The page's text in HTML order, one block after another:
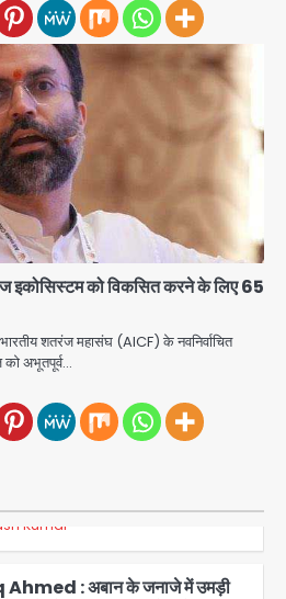
को विकसित करने के लिए 65
शतरंज महासंघ (AICF) के नवनिर्वाचित
को अभूतपूर्व…
janab
Road Accident: हरियाणा
सब-इंस्पेक्टर के बेटे ने मर्सिडीज से
70 वर्षीय राहगीर महिला की मौत
janab
dispute: आम लोगों की जेब नहीं,
पर बोझ, पर पर्दे के पीछे ट्रंप का दबाव?
Kumar
Tiranga Campaign:
में 9 से 17 अगस्त तक चलेगा जन-
महाअभियान, डीएम ने की समीक्षा
केपी ग्राउंड में छात्रों से संवाद,
हजार मौजूद
Kumar
: अबान के जनाजे में उमड़ी